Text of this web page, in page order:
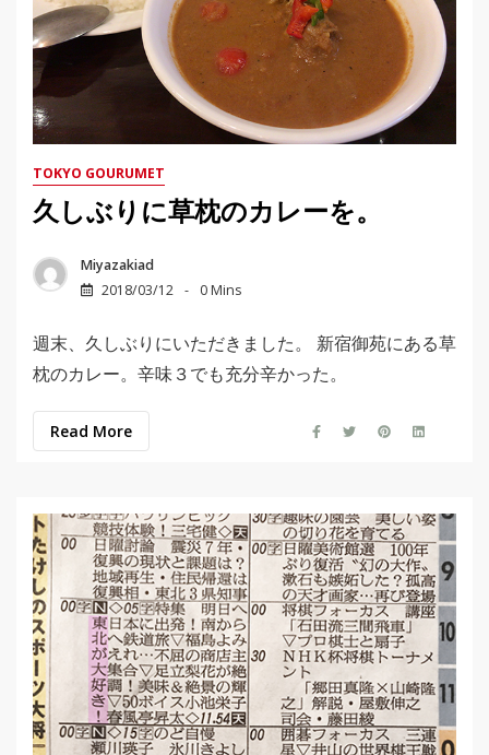
TOKYO GOURUMET
久しぶりに草枕のカレーを。
Miyazakiad
2018/03/12
0 Mins
週末、久しぶりにいただきました。 新宿御苑にある草
枕のカレー。辛味３でも充分辛かった。
Read More